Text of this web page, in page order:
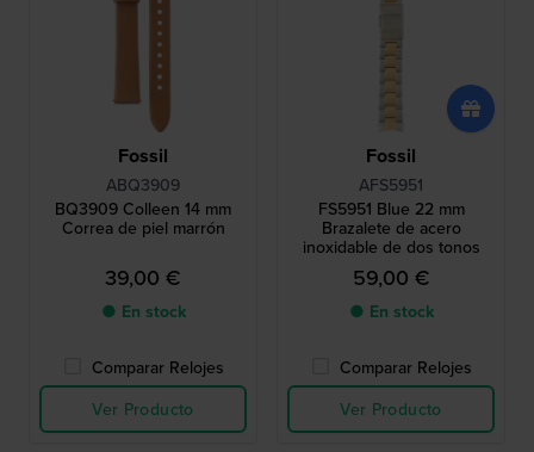
Fossil
ABQ3909
BQ3909 Colleen 14 mm
Correa de piel marrón
39,00 €
● En stock
Comparar Relojes
Ver Producto
Fossil
AFS5951
FS5951 Blue 22 mm
Brazalete de acero
inoxidable de dos tonos
59,00 €
● En stock
Comparar Relojes
Ver Producto